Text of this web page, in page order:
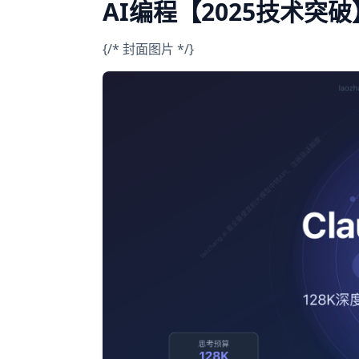
AI编程【2025技术突破
{/* 封面图片 */}